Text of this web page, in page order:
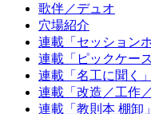
歌伴／デュオ
穴場紹介
連載「セッション
連載「ピックケース
連載「名工に聞く」
連載「改造／工作
連載「教則本 棚卸